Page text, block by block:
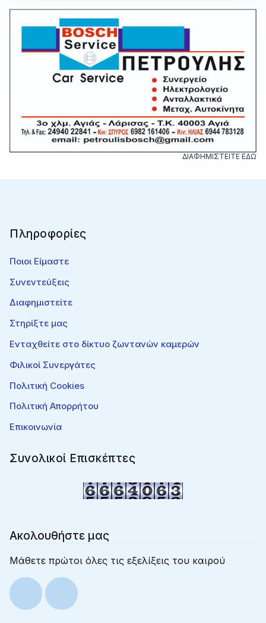
ΔΙΑΦΗΜΙΣΤΕΙΤΕ ΕΔΩ
Πληροφορίες
Ποιοι Είμαστε
Συνεντεύξεις
Διαφημιστείτε
Στηρίξτε μας
Ενταχθείτε στο δίκτυο ζωντανών καμερών
Φιλικοί Συνεργάτες
Πολιτική Cookies
Πολιτική Απορρήτου
Επικοινωνία
Συνολικοί Επισκέπτες
Ακολουθήστε μας
Μάθετε πρώτοι όλες τις εξελίξεις του καιρού